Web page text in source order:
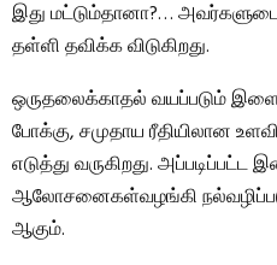
இது மட்டும்தானா?…
தள்ளி தவிக்க விடுகிறது.
ஒருதலைக்காதல் வயப்படும்
போக்கு, சமுதாய ரீதியிலான
எடுத்து வருகிறது.
ஆலோசனைகள்வழங்கி
ஆகும்.